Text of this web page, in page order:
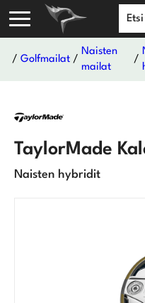
/Golfmailat /
Naisten
mailat
/
TaylorMade
Naisten hybridit